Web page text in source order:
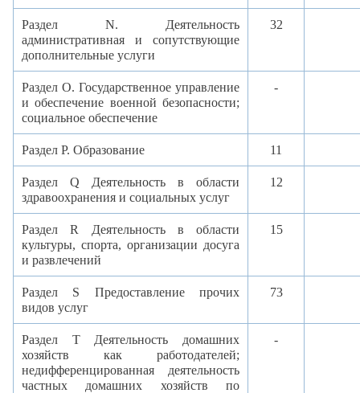
Раздел N. Деятельность
административная и сопутствующие
дополнительные услуги
32
Раздел O. Государственное управление
и обеспечение военной безопасности;
социальное обеспечение
-
Раздел P. Образование 11
Раздел Q
Деятельность в области
здравоохранения и социальных услуг
12
Раздел R Деятельность в области
культуры, спорта, организации досуга
и развлечений
15
Раздел S Предоставление прочих
видов услуг
73
Раздел T Деятельность домашних
хозяйств как работодателей;
недифференцированная деятельность
частных домашних хозяйств по
-